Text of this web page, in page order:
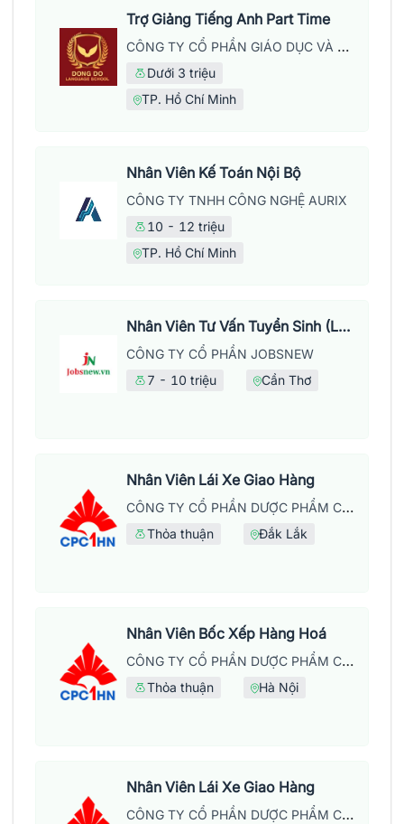
Trợ Giảng Tiếng Anh Part Time
CÔNG TY CỔ PHẦN GIÁO DỤC VÀ NĂNG LƯỢNG ĐÔNG ĐÔ
Dưới 3 triệu
TP. Hồ Chí Minh
Nhân Viên Kế Toán Nội Bộ
CÔNG TY TNHH CÔNG NGHỆ AURIX
10 - 12 triệu
TP. Hồ Chí Minh
Nhân Viên Tư Vấn Tuyển Sinh (Làm Việc Tại Văn Phòng)
CÔNG TY CỔ PHẦN JOBSNEW
7 - 10 triệu
Cần Thơ
Nhân Viên Lái Xe Giao Hàng
CÔNG TY CỔ PHẦN DƯỢC PHẨM CPC1 HÀ NỘI
Thỏa thuận Đắk Lắk
Nhân Viên Bốc Xếp Hàng Hoá
CÔNG TY CỔ PHẦN DƯỢC PHẨM CPC1 HÀ NỘI
Thỏa thuận Hà Nội
Nhân Viên Lái Xe Giao Hàng
CÔNG TY CỔ PHẦN DƯỢC PHẨM CPC1 HÀ NỘI